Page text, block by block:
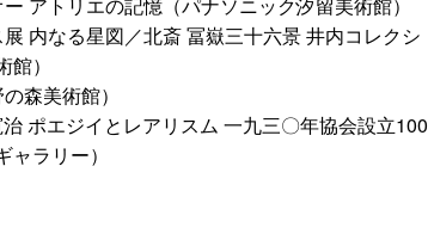
内なる星図／北斎 冨嶽三十六景 井内コレクシ
）
森美術館）
ポエジイとレアリスム 一九三〇年協会設立100
ラリー）